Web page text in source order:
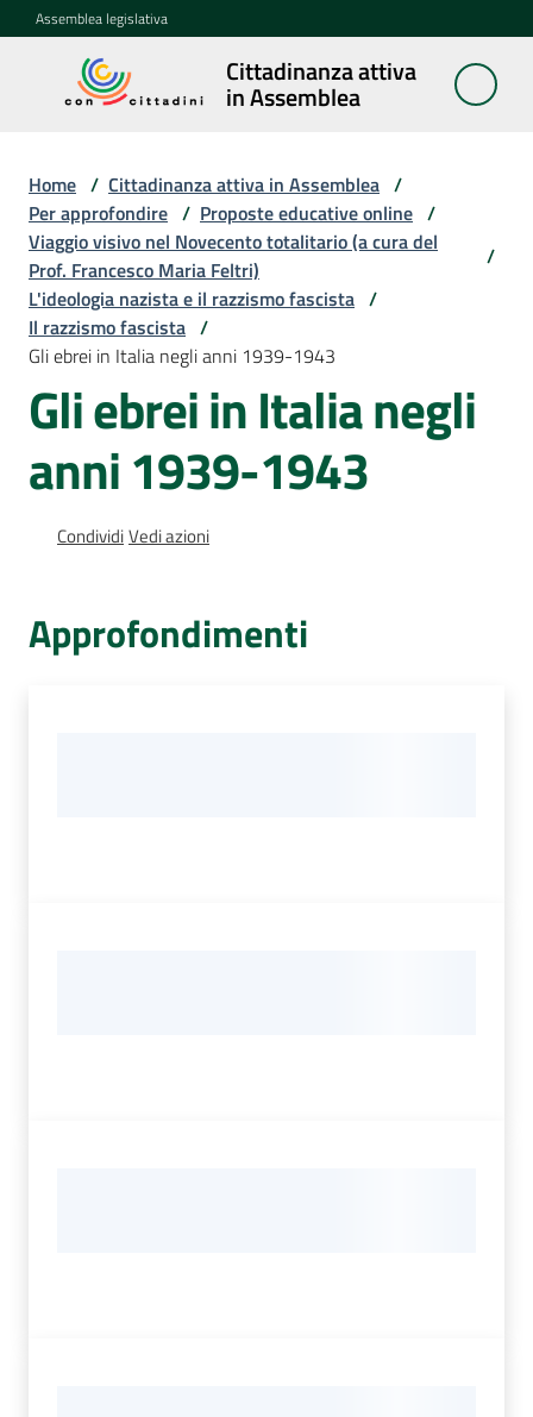
Vai al contenuto
Vai alla navigazione
Vai al footer
Assemblea legislativa
Cittadinanza attiva
in Assemblea
Cittadinanza
attiva in
Concittadini
Porte
aperte
in
Assemblea
Mostre
itineranti
Percorsi
Home / Cittadinanza attiva in Assemblea /
Per approfondire / Proposte educative online /
Viaggio visivo nel Novecento totalitario (a cura del
Prof. Francesco Maria Feltri)
/
L'ideologia nazista e il razzismo fascista /
Il razzismo fascista /
Gli ebrei in Italia negli anni 1939-1943
Gli ebrei in Italia negli
anni 1939-1943
CondividiVedi azioni
Approfondimenti